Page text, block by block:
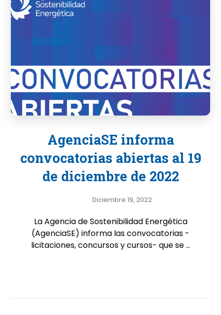
AgenciaSE informa
convocatorias abiertas al 19
de diciembre de 2022
Diciembre 19, 2022
La Agencia de Sostenibilidad Energética
(AgenciaSE) informa las convocatorias -
licitaciones, concursos y cursos- que se ...